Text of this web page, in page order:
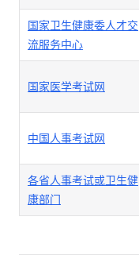
国家卫生健康委人才交
流服务中心
国家医学考试网
中国人事考试网
各省人事考试或卫生健
康部门